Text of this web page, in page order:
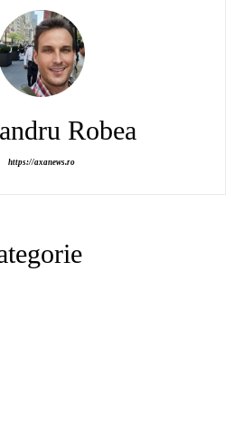
Robea
https://axanews.ro